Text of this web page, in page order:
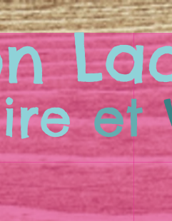
ire et